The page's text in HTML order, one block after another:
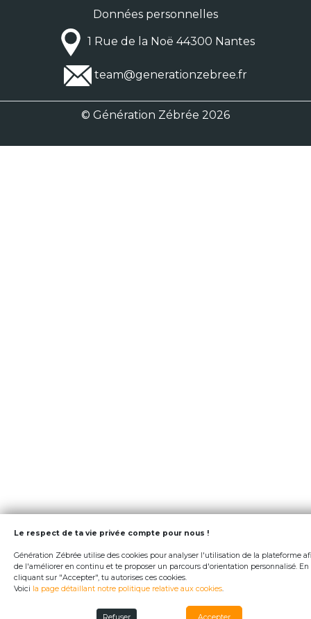
Données personnelles
1 Rue de la Noë 44300 Nantes
team@generationzebree.fr
© Génération Zébrée 2026
Le respect de ta vie privée compte pour nous !
Génération Zébrée utilise des cookies pour analyser l'utilisation de la plateforme
de l'améliorer en continu et te proposer un parcours d'orientation personnalisé. En
cliquant sur "Accepter", tu autorises ces cookies.
Voici la page détaillant notre politique relative aux cookies.